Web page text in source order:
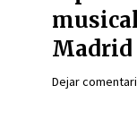
Madrid
Dejar